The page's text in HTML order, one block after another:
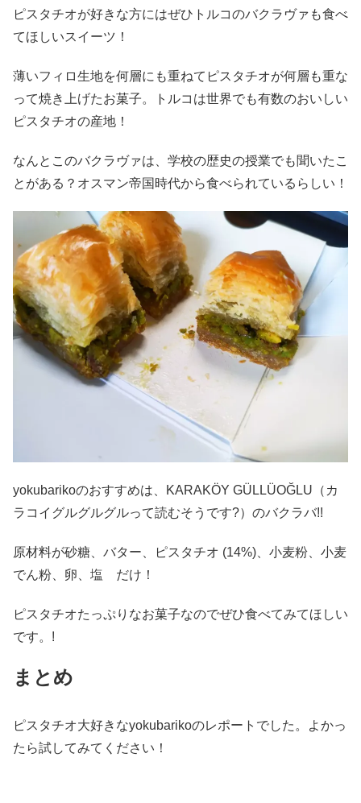
ピスタチオが好きな方にはぜひトルコのバクラヴァも食べ
てほしいスイーツ！
薄いフィロ生地を何層にも重ねてピスタチオが何層も重な
って焼き上げたお菓子。トルコは世界でも有数のおいしい
ピスタチオの産地！
なんとこのバクラヴァは、学校の歴史の授業でも聞いたこ
とがある？オスマン帝国時代から食べられているらしい！
yokubarikoのおすすめは、KARAKÖY GÜLLÜOĞLU（カ
ラコイグルグルグルって読むそうです?）のバクラバ!!
原材料が砂糖、バター、ピスタチオ (14%)、小麦粉、小麦
でん粉、卵、塩 だけ！
ピスタチオたっぷりなお菓子なのでぜひ食べてみてほしい
です。!
まとめ
ピスタチオ大好きなyokubarikoのレポートでした。よかっ
たら試してみてください！